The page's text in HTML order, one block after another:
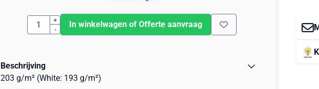
Aantal
+
-
In winkelwagen of Offerte aanvraag
Beschrijving
203 g/m² (White: 193 g/m²)